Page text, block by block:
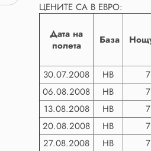
ЦЕНИТЕ СА В ЕВРО:
Дата на
полета
База
30.07.2008
HB 7
06.08.2008
HB 7
13.08.2008
HB 7
20.08.2008
HB 7
27.08.2008
HB 7